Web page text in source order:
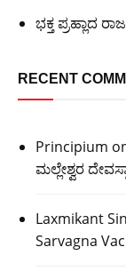
ಭಕ್ತ ಪ್ರಹ್ಲಾದ
RECENT
Principium
ಮಲ್ಲೇಶ್ವರ
Laxmikant
Sarvagna